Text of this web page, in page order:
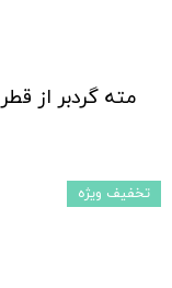
مته گردبر از قطر 12 تا 120 HSS برند گرولن آلمان
تخفیف ویژه